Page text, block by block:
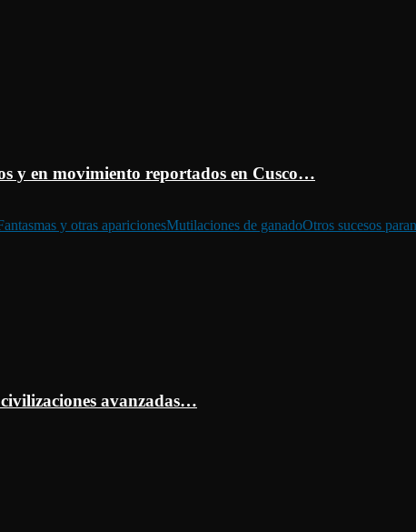
y en movimiento reportados en Cusco…
y otras aparicionesMutilaciones de ganadoOtros sucesos
avanzadas…